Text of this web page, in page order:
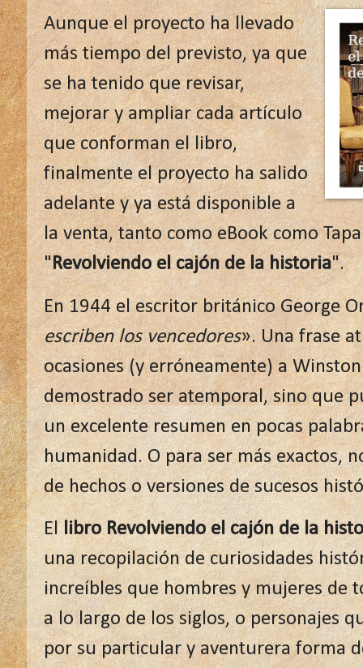
Aunque el proyecto ha llevado
más tiempo del previsto, ya que
se ha tenido que revisar,
mejorar y ampliar cada artículo
que conforman el libro,
finalmente el proyecto ha salido
adelante y ya está disponible a
la venta, tanto como eBook como
"Revolviendo el cajón de la historia".
En 1944 el escritor británico George
escriben los vencedores». Una frase
ocasiones (y erróneamente) a
demostrado ser atemporal, sino que
un excelente resumen en pocas
humanidad. O para ser más exactos,
de hechos o versiones de sucesos
Ellibro Revolviendo el cajón de la
una recopilación de curiosidades
increíbles que hombres y mujeres de
a lo largo de los siglos, o personajes
por su particular y aventurera forma